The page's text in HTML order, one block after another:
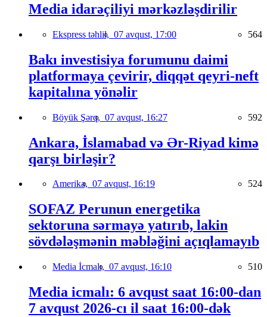
Media idarəçiliyi mərkəzləşdirilir
Ekspress təhlil, 07 avqust, 17:00 564
Bakı investisiya forumunu daimi
platformaya çevirir, diqqət qeyri-neft
kapitalına yönəlir
Böyük Şərq, 07 avqust, 16:27 592
Ankara, İslamabad və Ər-Riyad kimə
qarşı birləşir?
Amerika, 07 avqust, 16:19 524
SOFAZ Perunun energetika
sektoruna sərmayə yatırıb, lakin
sövdələşmənin məbləğini açıqlamayıb
Media İcmalı, 07 avqust, 16:10 510
Media icmalı: 6 avqust saat 16:00-dan
7 avqust 2026-cı il saat 16:00-dək